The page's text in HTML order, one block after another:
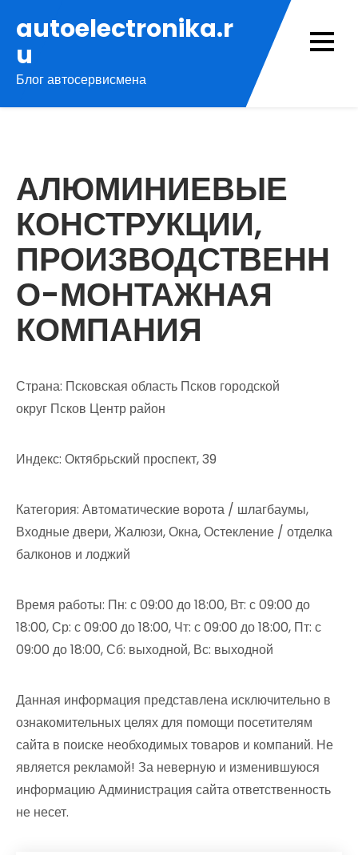
содержимому
autoelectronika.r
u
Блог автосервисмена
АЛЮМИНИЕВЫЕ
КОНСТРУКЦИИ,
ПРОИЗВОДСТВЕНН
О-МОНТАЖНАЯ
КОМПАНИЯ
Страна: Псковская область Псков городской
округ Псков Центр район
Индекс: Октябрьский проспект, 39
Категория: Автоматические ворота / шлагбаумы,
Входные двери, Жалюзи, Окна, Остекление / отделка
балконов и лоджий
Время работы: Пн: с 09:00 до 18:00, Вт: с 09:00 до
18:00, Ср: с 09:00 до 18:00, Чт: с 09:00 до 18:00, Пт: с
09:00 до 18:00, Сб: выходной, Вс: выходной
Данная информация представлена исключительно в
ознакомительных целях для помощи посетителям
сайта в поиске необходимых товаров и компаний. Не
является рекламой! За неверную и изменившуюся
информацию Администрация сайта ответственность
не несет.